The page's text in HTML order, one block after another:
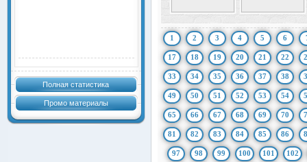
Полная статистика
Промо материалы
1 2 3 4 5 6
17 18 19 20 21 22
33 34 35 36 37 38
49 50 51 52 53 54
65 66 67 68 69 70
81 82 83 84 85 86
97 98 99 100 101 102